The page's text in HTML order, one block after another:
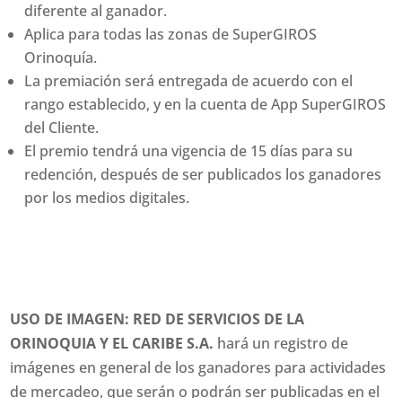
diferente al ganador.
Aplica para todas las zonas de SuperGIROS
Orinoquía.
La premiación será entregada de acuerdo con el
rango establecido, y en la cuenta de App SuperGIROS
del Cliente.
El premio tendrá una vigencia de 15 días para su
redención, después de ser publicados los ganadores
por los medios digitales.
USO DE IMAGEN: RED DE SERVICIOS DE LA
ORINOQUIA Y EL CARIBE S.A. hará un registro de
imágenes en general de los ganadores para actividades
de mercadeo, que serán o podrán ser publicadas en el